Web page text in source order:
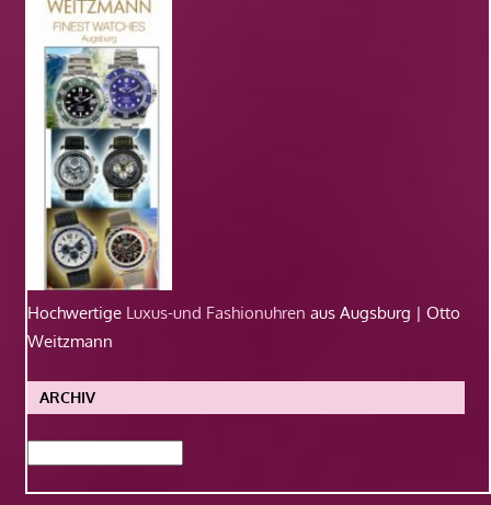
Hochwertige Luxus-und Fashionuhren aus Augsburg | Otto
Weitzmann
ARCHIV